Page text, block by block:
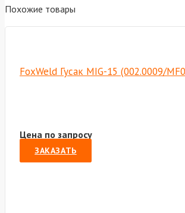
Похожие товары
FoxWeld Гусак MIG-15 (002.0009/
Цена по запросу
ЗАКАЗАТЬ